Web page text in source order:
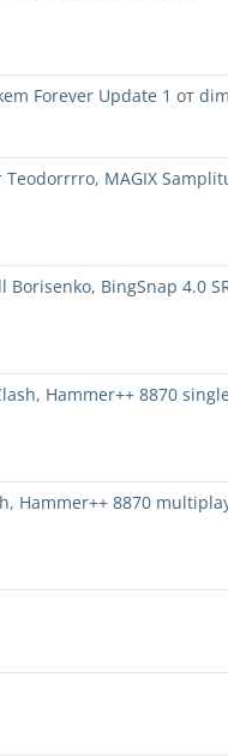
Forever Update 1 от
Teodorrrro, MAGIX
Borisenko, BingSnap 4.0
, Hammer++ 8870
, Hammer++ 8870